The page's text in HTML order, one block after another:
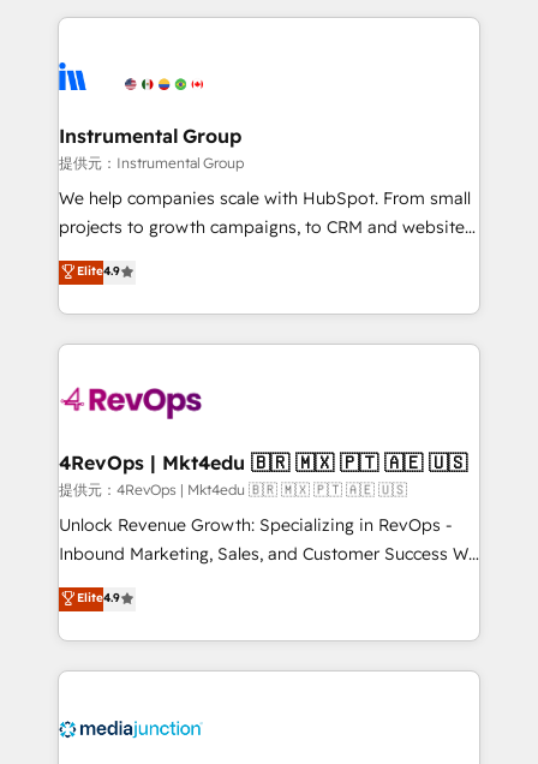
teams has worked with clients just like you Let’s
explore whether S2 is the partner you’ve been
eminent solutions & integrations. Trust us to
Elite Partners with 10+ years of HubSpot experience
Premier Partner 2023 🌟5 HubSpot Accreditations 🌟
Won HubSpot Theme Challenge 2021 🌟INBOUND’19
HubSpot Rising Star Why us? Harnessing the full
potential of the powerful HubSpot CRM. ✔️A team of
HubSpot experience ✔️Flexible pricing models —
Hourly-fee (assigned one Dedicated HubSpot
requirement). ✔️Helped over 25,000+ customers so
far with our HubSpot solutions. ✔️Bespoke apps &
on-demand bundle services. Connect with us today!
Instrumental Group
提供元：Instrumental Group
We help companies scale with HubSpot. From small
projects to growth campaigns, to CRM and websites.
Hire an agency that's experienced in every inch of
HubSpot and willing to work hand-in-hand with your
team to simplify the complex and build a better
experience for your team and customers.
Elite4.9
4RevOps | Mkt4edu 🇧🇷 🇲🇽 🇵🇹 🇦🇪 🇺🇸
提供元：4RevOps | Mkt4edu 🇧🇷 🇲🇽 🇵🇹 🇦🇪 🇺🇸
Unlock Revenue Growth: Specializing in RevOps -
Inbound Marketing, Sales, and Customer Success We
specialize in driving revenue growth for companies
across industries through tailored marketing, sales,
and customer success strategies, utilizing RevOps
methodologies. As Latin America's largest HubSpot
offer unparalleled insights. Operating in five
Elite4.9